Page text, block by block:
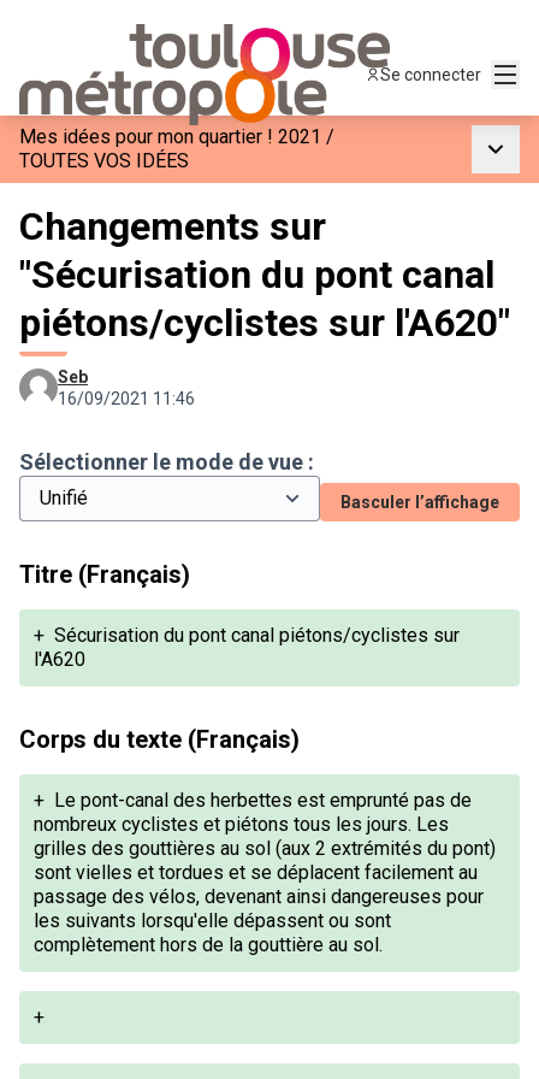
Se connecter
Mes idées pour mon quartier ! 2021 /
TOUTES VOS IDÉES
Changements sur
"Sécurisation du pont canal
piétons/cyclistes sur l'A620"
Seb
16/09/2021 11:46
Sélectionner le mode de vue :
Basculer l’affichage
Titre (Français)
+ Sécurisation du pont canal piétons/cyclistes sur
l'A620
Corps du texte (Français)
+ Le pont-canal des herbettes est emprunté pas de
nombreux cyclistes et piétons tous les jours. Les
grilles des gouttières au sol (aux 2 extrémités du pont)
sont vielles et tordues et se déplacent facilement au
passage des vélos, devenant ainsi dangereuses pour
les suivants lorsqu'elle dépassent ou sont
complètement hors de la gouttière au sol.
+